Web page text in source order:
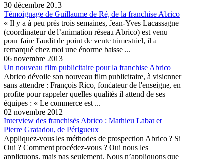
30 décembre 2013
Témoignage de Guillaume de Ré, de la franchise Abrico
« Il y a à peu près trois semaines, Jean-Yves Lacassagne
(coordinateur de l’animation réseau Abrico) est venu
pour faire l'audit de point de vente trimestriel, il a
remarqué chez moi une énorme baisse ...
06 novembre 2013
Un nouveau film publicitaire pour la franchise Abrico
Abrico dévoile son nouveau film publicitaire, à visionner
sans attendre : François Rico, fondateur de l'enseigne, en
profite pour rappeler quelles qualités il attend de ses
équipes : « Le commerce est ...
02 novembre 2012
Interview des franchisés Abrico : Mathieu Labat et
Pierre Gratadou, de Périgueux
Appliquez-vous les méthodes de prospection Abrico ? Si
Oui ? Comment procédez-vous ? Oui nous les
appliquons, mais pas seulement. Nous n’appliquons que